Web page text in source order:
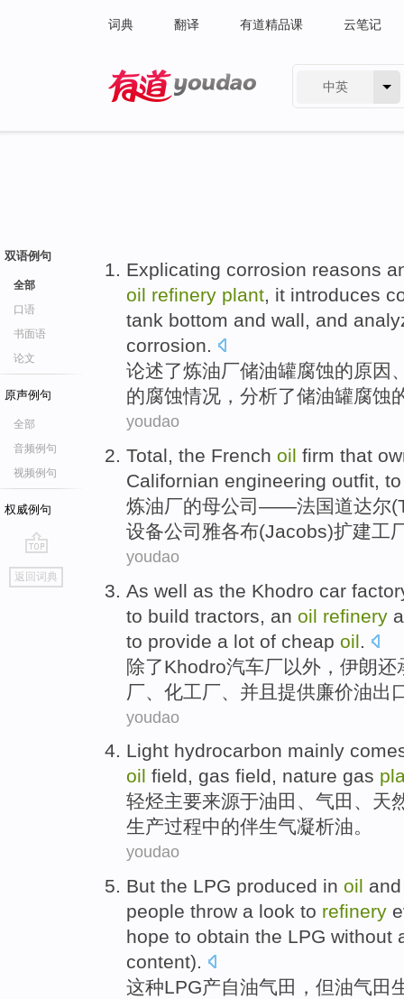
词典 翻译 有道精品课 云笔记
中英
双语例句
全部
口语
书面语
论文
原声例句
全部
音频例句
视频例句
权威例句
go
top
返回词典
Explicating corrosion reasons
oil refinery plant, it introduces
tank bottom and wall, and
corrosion.
论述了炼油厂储油罐腐蚀的原因
的腐蚀情况 ， 分析了储油罐腐蚀
youdao
Total, the French oil firm that
Californian engineering outfit,
炼油厂的母公司——法国道达尔(
设备公司 雅各布(Jacobs)扩建工
youdao
As well as the Khodro car
to build tractors , an oil refinery
to provide a lot of cheap oil
除了Khodro汽车厂以外， 伊朗还
厂
化工厂 、并且提供廉价油出
youdao
Light hydrocarbon mainly
oil field, gas field, nature gas
轻烃主要来源于油田 、 气田 、 天
生产过程中的伴生气凝析油。
youdao
But the LPG produced in oil
people throw a look to refinery
hope to obtain the LPG without
content).
这种LPG产自油气田 ， 但油气田